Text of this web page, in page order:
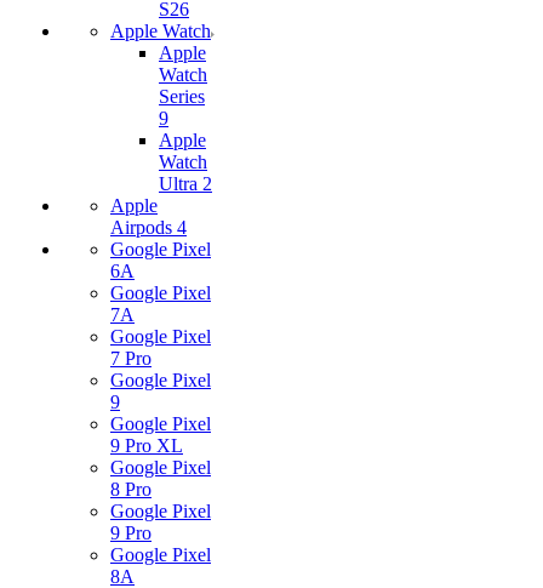
S26
Apple Watch
Apple
Watch
Series
9
Apple
Watch
Ultra 2
Apple
Airpods 4
Google Pixel
6A
Google Pixel
7А
Google Pixel
7 Pro
Google Pixel
9
Google Pixel
9 Pro XL
Google Pixel
8 Pro
Google Pixel
9 Pro
Google Pixel
8A